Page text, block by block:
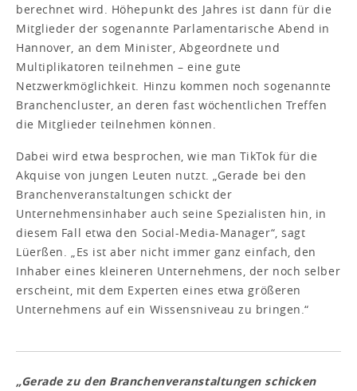
berechnet wird. Höhepunkt des Jahres ist dann für die
Mitglieder der sogenannte Parlamentarische Abend in
Hannover, an dem Minister, Abgeordnete und
Multiplikatoren teilnehmen – eine gute
Netzwerkmöglichkeit. Hinzu kommen noch sogenannte
Branchencluster, an deren fast wöchentlichen Treffen
die Mitglieder teilnehmen können.
Dabei wird etwa besprochen, wie man TikTok für die
Akquise von jungen Leuten nutzt. „Gerade bei den
Branchenveranstaltungen schickt der
Unternehmensinhaber auch seine Spezialisten hin, in
diesem Fall etwa den Social-Media-Manager“, sagt
Lüerßen. „Es ist aber nicht immer ganz einfach, den
Inhaber eines kleineren Unternehmens, der noch selber
erscheint, mit dem Experten eines etwa größeren
Unternehmens auf ein Wissensniveau zu bringen.“
„Gerade zu den Branchenveranstaltungen schicken